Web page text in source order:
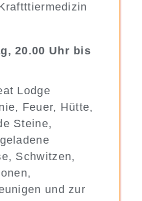
20.00 Uhr bis
Lodge
Feuer, Hütte,
Steine,
Schwitzen,
und zur